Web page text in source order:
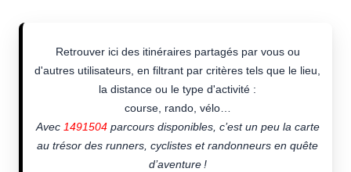
Retrouver ici des itinéraires partagés par vous ou
d'autres utilisateurs, en filtrant par critères tels que le lieu,
la distance ou le type d'activité :
course, rando, vélo…
Avec 1491504parcours disponibles, c’est un peu la carte
au trésor des runners, cyclistes et randonneurs en quête
d’aventure !